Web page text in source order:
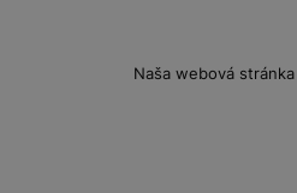
Naša webová